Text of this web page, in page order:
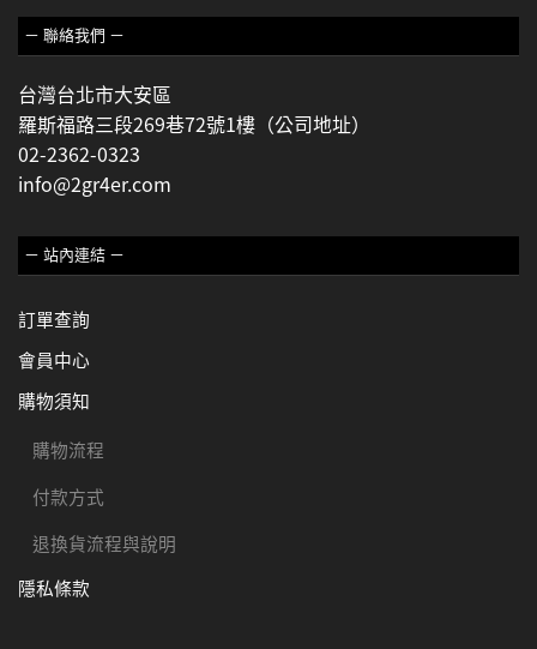
－ 聯絡我們 －
台灣台北市大安區
羅斯福路三段269巷72號1樓（公司地址）
02-2362-0323
info@2gr4er.com
－ 站內連結 －
訂單查詢
會員中心
購物須知
購物流程
付款方式
退換貨流程與說明
隱私條款